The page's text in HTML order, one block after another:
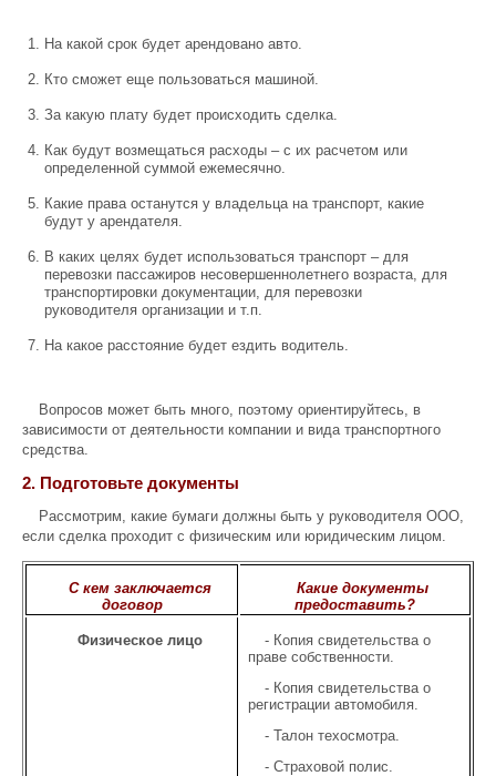
На какой срок будет арендовано авто.
Кто сможет еще пользоваться машиной.
За какую плату будет происходить сделка.
Как будут возмещаться расходы – с их расчетом или
определенной суммой ежемесячно.
Какие права останутся у владельца на транспорт, какие
будут у арендателя.
В каких целях будет использоваться транспорт – для
перевозки пассажиров несовершеннолетнего возраста, для
транспортировки документации, для перевозки
руководителя организации и т.п.
На какое расстояние будет ездить водитель.
Вопросов может быть много, поэтому ориентируйтесь, в
зависимости от деятельности компании и вида транспортного
средства.
2. Подготовьте документы
Рассмотрим, какие бумаги должны быть у руководителя ООО,
если сделка проходит с физическим или юридическим лицом.
С кем заключается
договор
Какие документы
предоставить?
Физическое лицо
- Копия свидетельства о
праве собственности.
- Копия свидетельства о
регистрации автомобиля.
- Талон техосмотра.
- Страховой полис.